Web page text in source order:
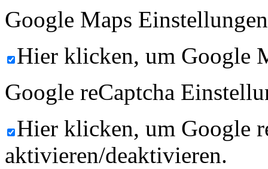
Google Maps
Hier klicken, um Google
Google reCaptcha
Hier klicken, um Google
aktivieren/deaktivieren.